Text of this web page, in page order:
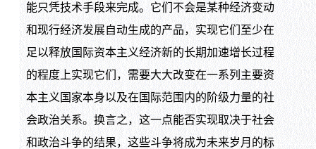
能只凭技术手段来完成。它们不会是某种经济变动
和现行经济发展自动生成的产品，实现它们至少在
足以释放国际资本主义经济新的长期加速增长过程
的程度上实现它们，需要大大改变在一系列主要资
本主义国家本身以及在国际范围内的阶级力量的社
会政治关系。换言之，这一点能否实现取决于社会
和政治斗争的结果，这些斗争将成为未来岁月的标